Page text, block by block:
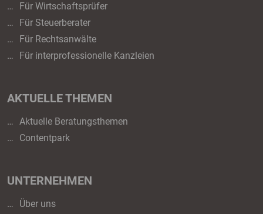
Für Wirtschaftsprüfer
Für Steuerberater
Für Rechtsanwälte
Für interprofessionelle Kanzleien
AKTUELLE THEMEN
Aktuelle Beratungsthemen
Contentpark
UNTERNEHMEN
Über uns